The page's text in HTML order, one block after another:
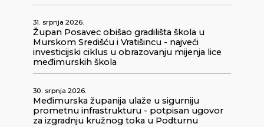
31. srpnja 2026.
Župan Posavec obišao gradilišta škola u
Murskom Središću i Vratišincu - najveći
investicijski ciklus u obrazovanju mijenja lice
međimurskih škola
30. srpnja 2026.
Međimurska županija ulaže u sigurniju
prometnu infrastrukturu - potpisan ugovor
za izgradnju kružnog toka u Podturnu